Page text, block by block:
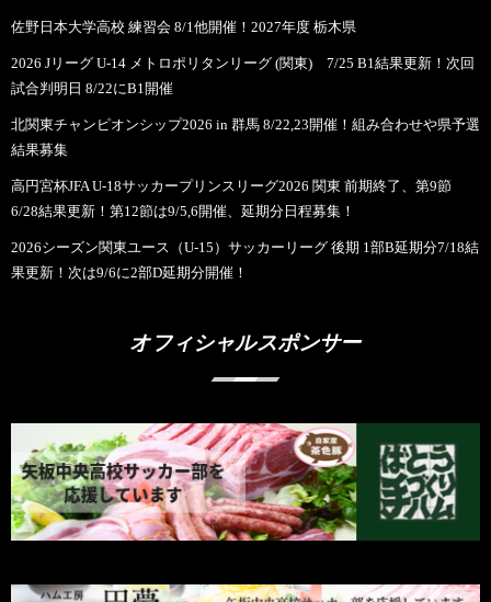
佐野日本大学高校 練習会 8/1他開催！2027年度 栃木県
2026 Jリーグ U-14 メトロポリタンリーグ (関東) 7/25 B1結果更新！次回
試合判明日 8/22にB1開催
北関東チャンピオンシップ2026 in 群馬 8/22,23開催！組み合わせや県予選
結果募集
高円宮杯JFA U-18サッカープリンスリーグ2026 関東 前期終了、第9節
6/28結果更新！第12節は9/5,6開催、延期分日程募集！
2026シーズン関東ユース（U-15）サッカーリーグ 後期 1部B延期分7/18結
果更新！次は9/6に2部D延期分開催！
オフィシャルスポンサー